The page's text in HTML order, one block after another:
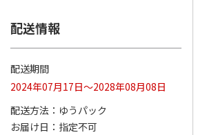
ペット線香 虹のか
なた フルーティフ
ローラルの香り
590円
(送料別・税込)
えBOX とりささ…
380円
(送料別・税込)
配送情報
配送期間
2024年07月17日～2028年08月08日
配送方法
ゆうパック
お届け日
指定不可